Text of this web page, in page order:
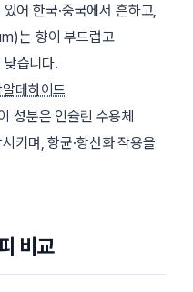
어 한국·중국에서 흔하고,
는 향이 부드럽고
습니다.
데하이드
성분은 인슐린 수용체
키며, 항균·항산화 작용을
비교